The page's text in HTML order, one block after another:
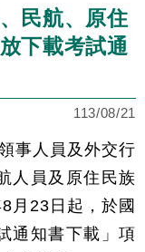
民航、原住
下載考試通
113/08/21
事人員及外交行
人員及原住民族
月23日起，於國
通知書下載」項